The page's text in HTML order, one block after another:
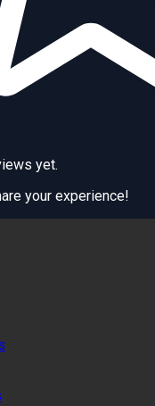
yet.
your experience!